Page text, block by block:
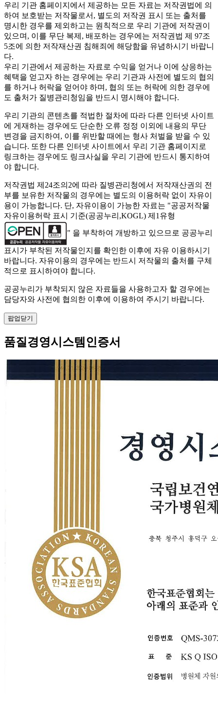
우리 기관 홈페이지에서 제공하는 모든 자료는 저작권법에 의
하여 보호받는 저작물로서, 별도의 저작권 표시 또는 출처를
명시한 경우를 제외하고는 원칙적으로 우리 기관에 저작권이
있으며, 이를 무단 복제, 배포하는 경우에는 저작권법 제 97조
5조에 의한 저작재산권 침해죄에 해당함을 유념하시기 바랍니
다.
우리 기관에서 제공하는 자료로 수익을 얻거나 이에 상응하는
혜택을 얻고자 하는 경우에는 우리 기관과 사전에 별도의 협의
를 하거나 허락을 얻어야 하며, 협의 또는 허락에 의한 경우에
도 출처가 질병관리청임을 반드시 명시해야 합니다.
우리 기관의 콘텐츠를 적법한 절차에 따라 다른 인터넷 사이트
에 게재하는 경우에도 단순한 오류 정정 이외에 내용의 무단
변경을 금지하여, 이를 위반할 때에는 형사 처벌을 받을 수 있
습니다. 또한 다른 인터넷 사이트에서 우리 기관 홈페이지로
링크하는 경우에도 링크사실을 우리 기관에 반드시 통지하여
야 합니다.
저작권법 제24조의2에 따라 질병관리청에서 저작재산권의 전
부를 보유한 저작물의 경우에는 별도의 이용허락 없이 자유이
용이 가능합니다. 단, 자유이용이 가능한 자료는 "공공저작물
자유이용허락 표시 기준(공공누리,KOGL) 제1유형
" 을 부착하여 개방하고 있으므로 공공누리
표시가 부착된 저작물인지를 확인한 이후에 자유 이용하시기
바랍니다. 자유이용의 경우에는 반드시 저작물의 출처를 구체
적으로 표시하여야 합니다.
공공누리가 부착되지 않은 자료들을 사용하고자 할 경우에는
담당자와 사전에 협의한 이후에 이용하여 주시기 바랍니다.
팝업닫기
품질경영시스템인증서